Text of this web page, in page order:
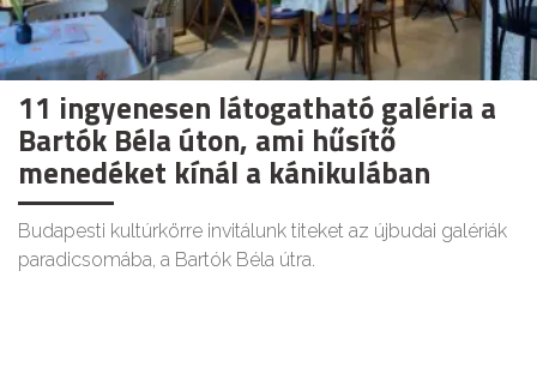
11 ingyenesen látogatható galéria a
Bartók Béla úton, ami hűsítő
menedéket kínál a kánikulában
Budapesti kultúrkörre invitálunk titeket az újbudai galériák
paradicsomába, a Bartók Béla útra.